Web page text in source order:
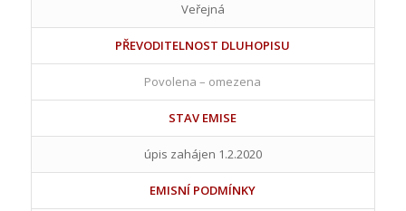
Veřejná
PŘEVODITELNOST DLUHOPISU
Povolena – omezena
STAV EMISE
úpis zahájen 1.2.2020
EMISNÍ PODMÍNKY